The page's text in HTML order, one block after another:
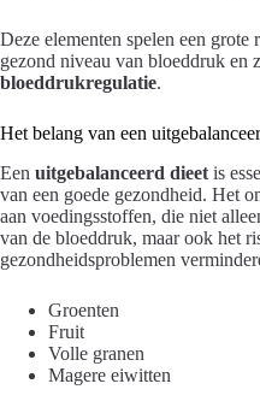
Deze elementen spelen een grote
gezond niveau van bloeddruk en
bloeddrukregulatie.
Het belang van een
Een uitgebalanceerd dieet is
van een goede gezondheid. Het
aan voedingsstoffen, die niet
van de bloeddruk, maar ook het
gezondheidsproblemen
Groenten
Fruit
Volle granen
Magere eiwitten